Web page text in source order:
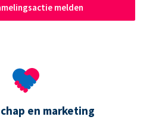
melden
en marketing